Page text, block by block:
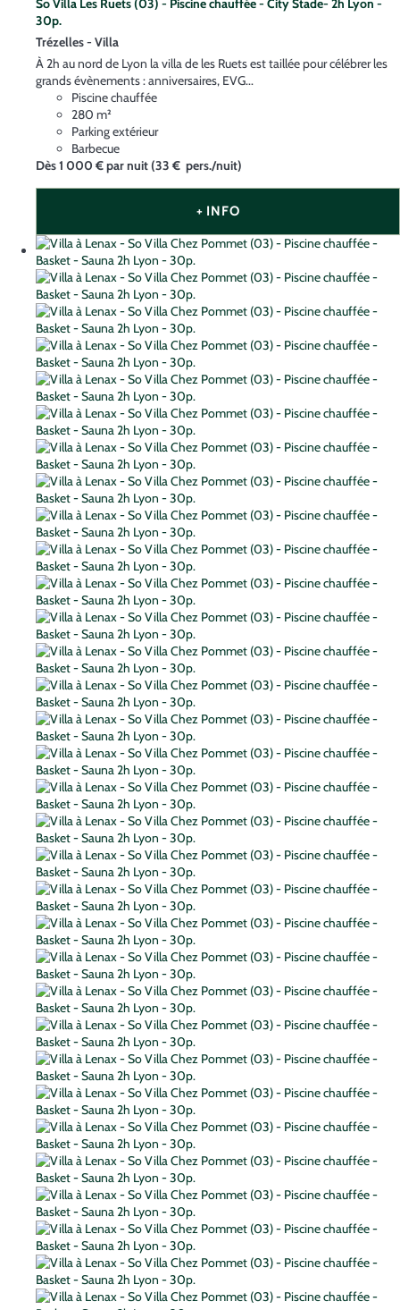
So Villa Les Ruets (03) - Piscine chauffée - City Stade- 2h Lyon -
30p.
Trézelles - Villa
À 2h au nord de Lyon la villa de les Ruets est taillée pour célébrer les
grands évènements : anniversaires, EVG...
Piscine chauffée
280 m²
Parking extérieur
Barbecue
Dès1 000 €par nuit(33 € pers./nuit)
+ INFO